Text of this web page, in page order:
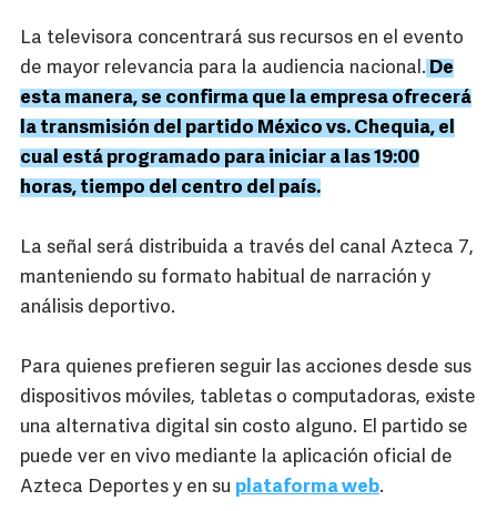
La televisora concentrará sus recursos en el evento
de mayor relevancia para la audiencia nacional. De
esta manera, se confirma que la empresa ofrecerá
la transmisión del partido México vs. Chequia, el
cual está programado para iniciar a las 19:00
horas, tiempo del centro del país.
La señal será distribuida a través del canal Azteca 7,
manteniendo su formato habitual de narración y
análisis deportivo.
Para quienes prefieren seguir las acciones desde sus
dispositivos móviles, tabletas o computadoras, existe
una alternativa digital sin costo alguno. El partido se
puede ver en vivo mediante la aplicación oficial de
Azteca Deportes y en su plataforma web.